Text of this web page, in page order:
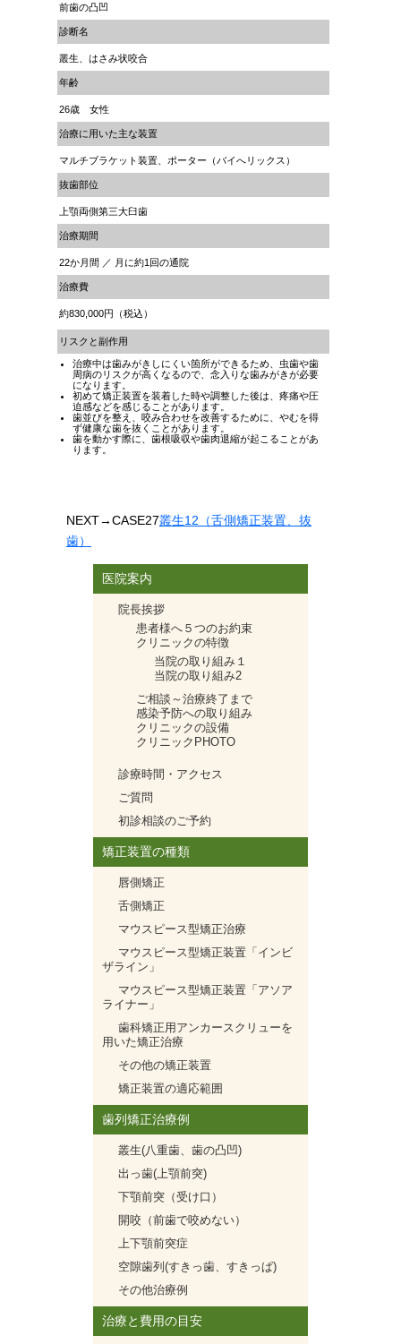
前歯の凸凹
診断名
叢生、はさみ状咬合
年齢
26歳 女性
治療に用いた主な装置
マルチブラケット装置、ポーター（バイへリックス）
抜歯部位
上顎両側第三大臼歯
治療期間
22か月間 ／ 月に約1回の通院
治療費
約830,000円（税込）
リスクと副作用
治療中は歯みがきしにくい箇所ができるため、虫歯や歯
周病のリスクが高くなるので、念入りな歯みがきが必要
になります。
初めて矯正装置を装着した時や調整した後は、疼痛や圧
迫感などを感じることがあります。
歯並びを整え、咬み合わせを改善するために、やむを得
ず健康な歯を抜くことがあります。
歯を動かす際に、歯根吸収や歯肉退縮が起こることがあ
ります。
NEXT→CASE27叢生12（舌側矯正装置、抜
歯）
医院案内
院長挨拶
患者様へ５つのお約束
クリニックの特徴
当院の取り組み１
当院の取り組み2
ご相談～治療終了まで
感染予防への取り組み
クリニックの設備
クリニックPHOTO
診療時間・アクセス
ご質問
初診相談のご予約
矯正装置の種類
唇側矯正
舌側矯正
マウスピース型矯正治療
マウスピース型矯正装置「インビ
ザライン」
マウスピース型矯正装置「アソア
ライナー」
歯科矯正用アンカースクリューを
用いた矯正治療
その他の矯正装置
矯正装置の適応範囲
歯列矯正治療例
叢生(八重歯、歯の凸凹)
出っ歯(上顎前突)
下顎前突（受け口）
開咬（前歯で咬めない）
上下顎前突症
空隙歯列(すきっ歯、すきっぱ)
その他治療例
治療と費用の目安